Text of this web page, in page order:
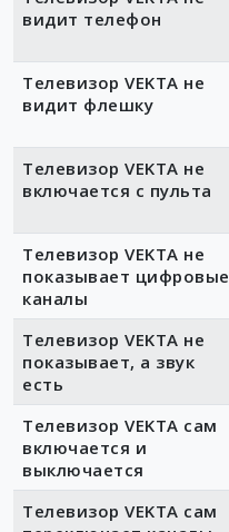
видит телефон
Телевизор VEKTA не
видит флешку
Телевизор VEKTA не
включается с пульта
Телевизор VEKTA не
показывает цифровые
каналы
Телевизор VEKTA не
показывает, а звук
есть
Телевизор VEKTA сам
включается и
выключается
Телевизор VEKTA сам